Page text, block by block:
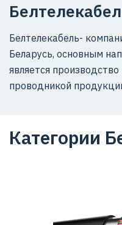
Белтелекабель-
Беларусь, основным
является
проводникой
Категории